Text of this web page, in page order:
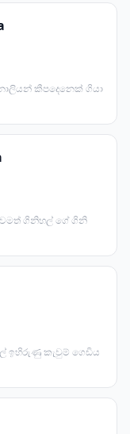
කීපදෙනෙක් ගියා
ගිනිහල් ගේ ගිනි
ඉහිරුණු කැවුම් ගෙඩිය